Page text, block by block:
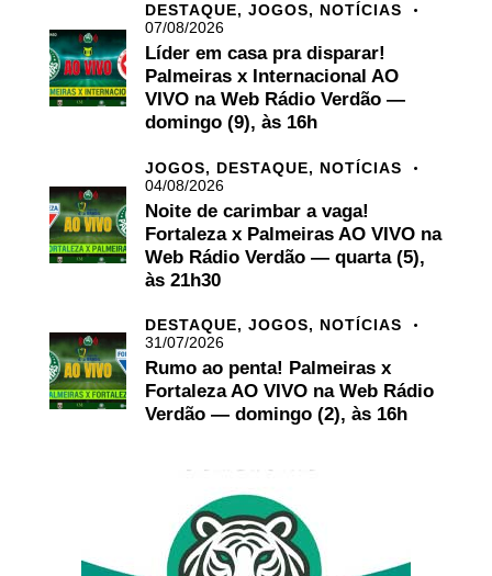
DESTAQUE, JOGOS, NOTÍCIAS
07/08/2026
Líder em casa pra disparar!
Palmeiras x Internacional AO
VIVO na Web Rádio Verdão —
domingo (9), às 16h
JOGOS, DESTAQUE, NOTÍCIAS
04/08/2026
Noite de carimbar a vaga!
Fortaleza x Palmeiras AO VIVO na
Web Rádio Verdão — quarta (5),
às 21h30
DESTAQUE, JOGOS, NOTÍCIAS
31/07/2026
Rumo ao penta! Palmeiras x
Fortaleza AO VIVO na Web Rádio
Verdão — domingo (2), às 16h